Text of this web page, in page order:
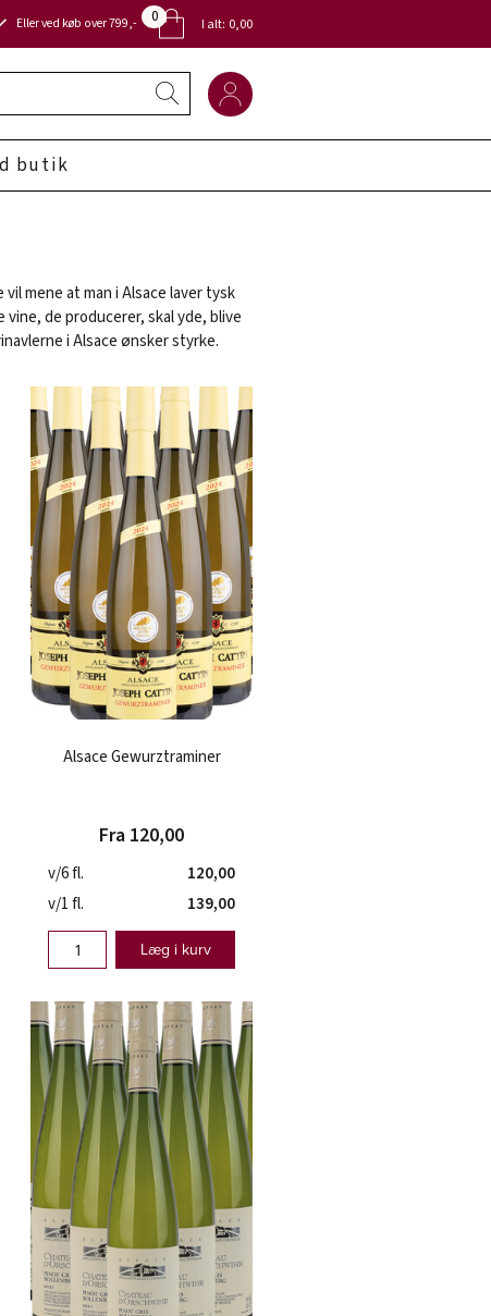
Eller ved køb over 799,- 0 I alt: 0,00
butik
mene at man i Alsace laver tysk
de producerer, skal yde, blive
i Alsace ønsker styrke.
Alsace Gewurztraminer
Fra 120,00
v/6 fl.
120,00
v/1 fl.
139,00
Læg i kurv